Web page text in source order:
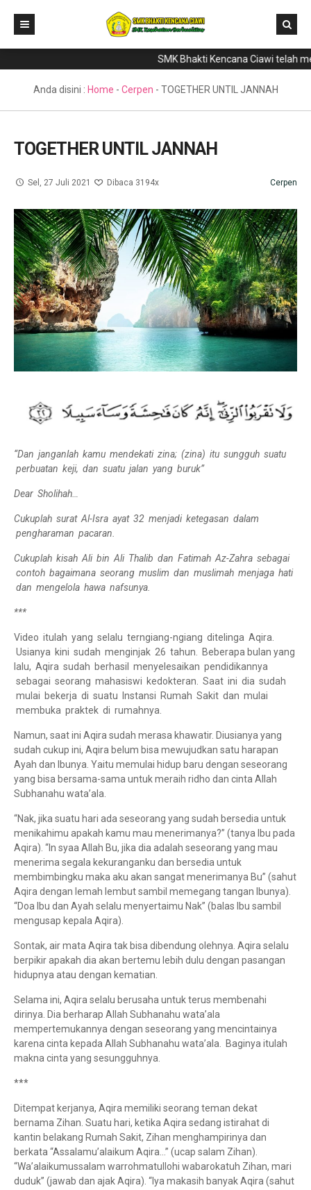
Direktori
Program Keahlian
Berita
GTK & Siswa
PPDB
SMK Bhakti Kencana Ciawi telah
Anda disini : Home - Cerpen - TOGETHER UNTIL JANNAH
TOGETHER UNTIL JANNAH
Sel, 27 Juli 2021 Dibaca 3194x Cerpen
“Dan janganlah kamu mendekati zina; (zina) itu sungguh suatu
perbuatan keji, dan suatu jalan yang buruk”
Dear Sholihah…
Cukuplah surat Al-Isra ayat 32 menjadi ketegasan dalam
pengharaman pacaran.
Cukuplah kisah Ali bin Ali Thalib dan Fatimah Az-Zahra sebagai
contoh bagaimana seorang muslim dan muslimah menjaga hati
dan mengelola hawa nafsunya.
***
Video itulah yang selalu terngiang-ngiang ditelinga Aqira.
Usianya kini sudah menginjak 26 tahun. Beberapa bulan yang
lalu, Aqira sudah berhasil menyelesaikan pendidikannya
sebagai seorang mahasiswi kedokteran. Saat ini dia sudah
mulai bekerja di suatu Instansi Rumah Sakit dan mulai
membuka praktek di rumahnya.
Namun, saat ini Aqira sudah merasa khawatir. Diusianya yang
sudah cukup ini, Aqira belum bisa mewujudkan satu harapan
Ayah dan Ibunya. Yaitu memulai hidup baru dengan seseorang
yang bisa bersama-sama untuk meraih ridho dan cinta Allah
Subhanahu wata’ala.
“Nak, jika suatu hari ada seseorang yang sudah bersedia untuk
menikahimu apakah kamu mau menerimanya?” (tanya Ibu pada
Aqira). “In syaa Allah Bu, jika dia adalah seseorang yang mau
menerima segala kekuranganku dan bersedia untuk
membimbingku maka aku akan sangat menerimanya Bu” (sahut
Aqira dengan lemah lembut sambil memegang tangan Ibunya).
“Doa Ibu dan Ayah selalu menyertaimu Nak” (balas Ibu sambil
mengusap kepala Aqira).
Sontak, air mata Aqira tak bisa dibendung olehnya. Aqira selalu
berpikir apakah dia akan bertemu lebih dulu dengan pasangan
hidupnya atau dengan kematian.
Selama ini, Aqira selalu berusaha untuk terus membenahi
dirinya. Dia berharap Allah Subhanahu wata’ala
mempertemukannya dengan seseorang yang mencintainya
karena cinta kepada Allah Subhanahu wata’ala. Baginya itulah
makna cinta yang sesungguhnya.
***
Ditempat kerjanya, Aqira memiliki seorang teman dekat
bernama Zihan. Suatu hari, ketika Aqira sedang istirahat di
kantin belakang Rumah Sakit, Zihan menghampirinya dan
berkata “Assalamu’alaikum Aqira…” (ucap salam Zihan).
“Wa’alaikumussalam warrohmatullohi wabarokatuh Zihan, mari
duduk” (jawab dan ajak Aqira). “Iya makasih banyak Aqira (sahut